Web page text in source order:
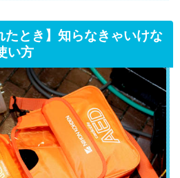
たとき】知らなきゃいけな
い方